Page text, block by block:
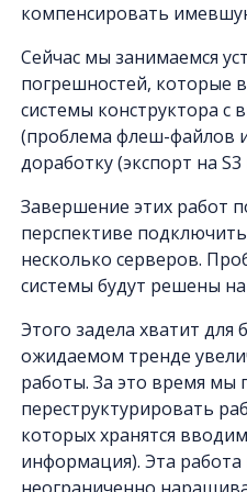
компенсировать
Сейчас мы занимаемся
погрешностей, которые
системы конструктора
(проблема флеш-файлов
доработку (экспорт на
Завершение этих работ
перспективе
несколько серверов.
системы будут решены
Этого задела хватит
ожидаемом тренде
работы. За это время мы
переструктурировать
которых хранятся
информация). Эта